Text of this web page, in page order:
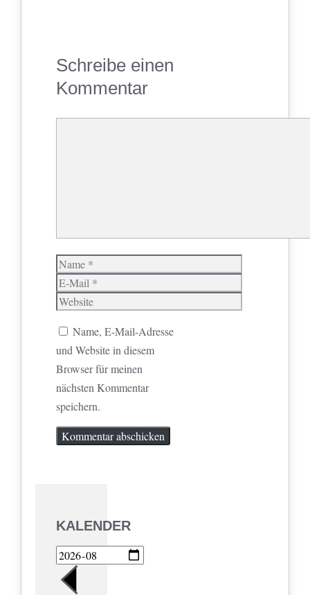
Schreibe einen
Kommentar
Name
E-
Mail
Website
Name, E-Mail-Adresse
und Website in diesem
Browser für meinen
nächsten Kommentar
speichern.
KALENDER